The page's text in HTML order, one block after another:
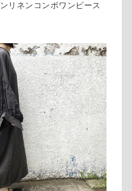
リネンコンボワンピース